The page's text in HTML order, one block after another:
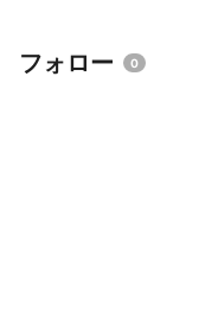
フォロー 0